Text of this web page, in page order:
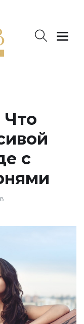
Что
с